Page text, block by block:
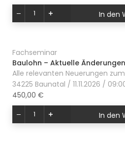
In den
Fachseminar
Baulohn – Aktuelle
Alle relevanten Neuerungen
34225 Baunatal / 11.11.2026 /
450,00 €
In den